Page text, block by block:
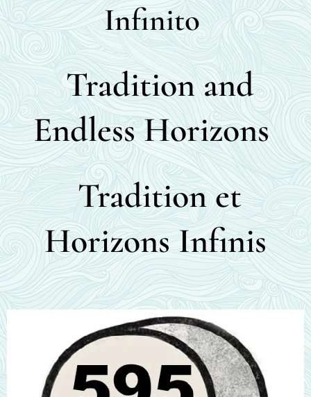
Infinito
Tradition and
Endless Horizons
Tradition et
Horizons Infinis